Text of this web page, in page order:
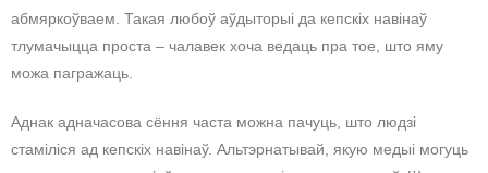
абмяркоўваем. Такая любоў аўдыторыі да кепскіх навінаў
тлумачыцца проста – чалавек хоча ведаць пра тое, што яму
можа пагражаць.
Аднак адначасова сёння часта можна пачуць, што людзі
стаміліся ад кепскіх навінаў. Альтэрнатывай, якую медыі могуць